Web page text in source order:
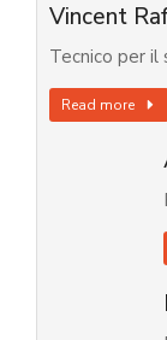
Vincent
Tecnico per il
Read more